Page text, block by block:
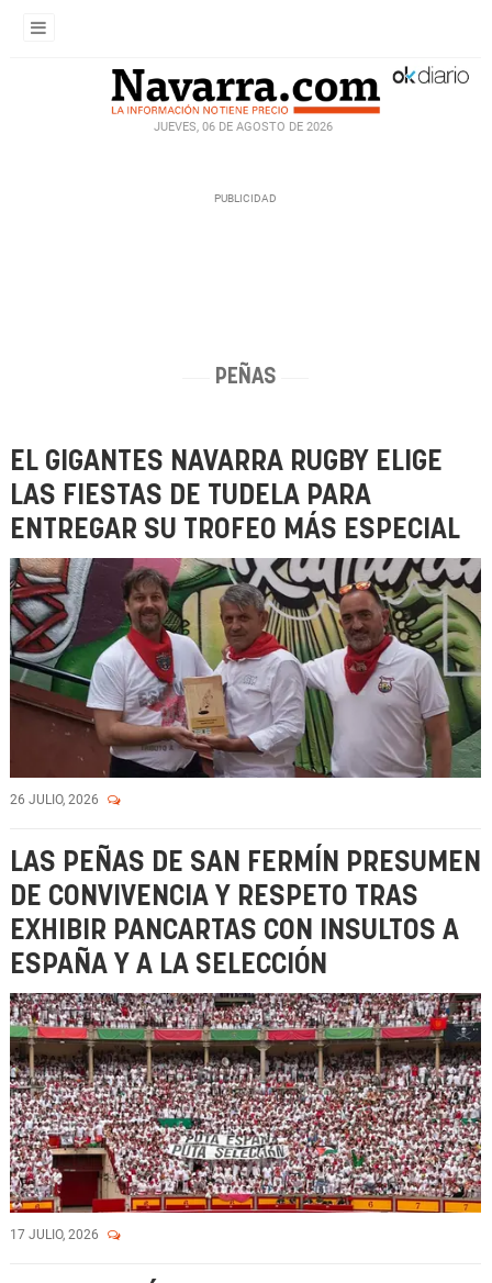
JUEVES, 06 DE AGOSTO DE 2026
PEÑAS
EL GIGANTES NAVARRA RUGBY ELIGE
LAS FIESTAS DE TUDELA PARA
ENTREGAR SU TROFEO MÁS ESPECIAL
26 JULIO, 2026
LAS PEÑAS DE SAN FERMÍN PRESUMEN
DE CONVIVENCIA Y RESPETO TRAS
EXHIBIR PANCARTAS CON INSULTOS A
ESPAÑA Y A LA SELECCIÓN
17 JULIO, 2026